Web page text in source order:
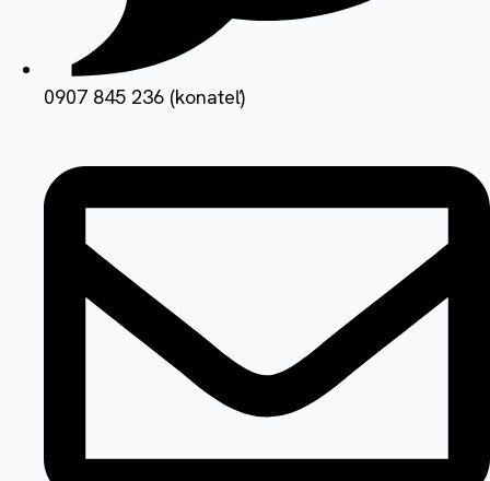
0907 845 236 (konateľ)